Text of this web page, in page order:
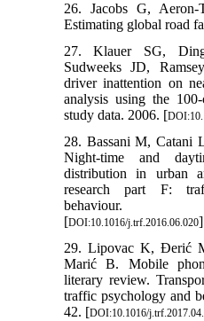
26. Jacobs G,
Estimating global road
27. Klauer SG,
Sudweeks JD,
driver inattention on
analysis using the
study data. 2006. [
28. Bassani M,
Night-time and
distribution in urban
research part F:
behaviour.
[DOI:10.1016/j.trf.2016.06.020]
29. Lipovac K, Đerić
Marić B. Mobile
literary review.
traffic psychology and
42. [DOI:10.1016/